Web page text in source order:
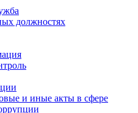
должностях
и иные акты в сфере